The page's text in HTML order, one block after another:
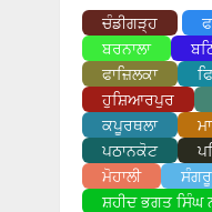
ਚੰਡੀਗੜ੍ਹ
ਬਰਨਾਲਾ
ਫਾਜ਼ਿਲਕਾ
ਹੁਸ਼ਿਆਰਪੁਰ
ਕਪੂਰਥਲਾ
ਪਠਾਨਕੋਟ
ਮੋਹਾਲੀ
ਸ਼ਹੀਦ ਭਗਤ ਸਿੰਘ